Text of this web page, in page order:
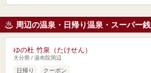
周辺の温泉・日帰り温泉・スーパー
ゆの杜 竹泉（たけせん）
大分県 / 湯布院周辺
日帰り クーポン